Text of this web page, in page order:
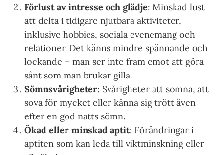
Förlust av intresse och glädje: Minskad lust
att delta i tidigare njutbara aktiviteter,
inklusive hobbies, sociala evenemang och
relationer. Det känns mindre spännande och
lockande – man ser inte fram emot att göra
sånt som man brukar gilla.
Sömnsvårigheter: Svårigheter att somna, att
sova för mycket eller känna sig trött även
efter en god natts sömn.
Ökad eller minskad aptit: Förändringar i
aptiten som kan leda till viktminskning eller